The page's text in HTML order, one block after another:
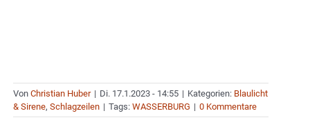
Von Christian Huber | Di. 17.1.2023 - 14:55 | Kategorien: Blaulicht
& Sirene, Schlagzeilen | Tags: WASSERBURG | 0 Kommentare